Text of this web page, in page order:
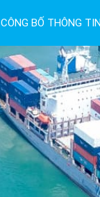
CÔNG BỐ THÔNG TIN